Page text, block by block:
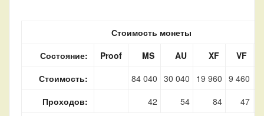
Стоимость монеты
Состояние:
Proof MS AU XF
VF
Стоимость:
84 040 30 040 19 960 9 460
Проходов:
42 54 84 47